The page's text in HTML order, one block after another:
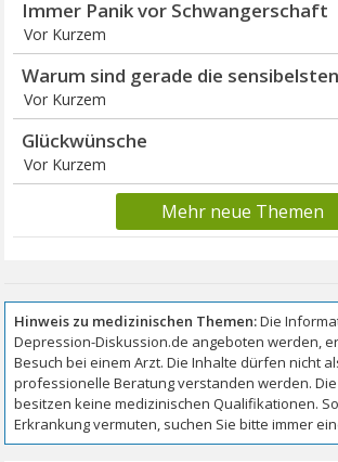
Immer Panik vor Schwangerschaft
Vor Kurzem
Warum sind gerade die
Vor Kurzem
Glückwünsche
Vor Kurzem
Mehr neue Themen